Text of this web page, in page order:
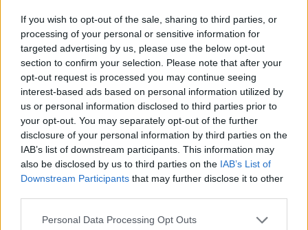
If you wish to opt-out of the sale, sharing to third parties, or
processing of your personal or sensitive information for
targeted advertising by us, please use the below opt-out
section to confirm your selection. Please note that after your
opt-out request is processed you may continue seeing
interest-based ads based on personal information utilized by
us or personal information disclosed to third parties prior to
your opt-out. You may separately opt-out of the further
disclosure of your personal information by third parties on the
IAB’s list of downstream participants. This information may
also be disclosed by us to third parties on the IAB’s List of
Downstream Participants that may further disclose it to other
Personal Data Processing Opt Outs
04.06.26
Η Ιρανή συγγραφέας του διάσημου κόμικς “Persepolis”
πέθανε σε ηλικία 56 ετών.